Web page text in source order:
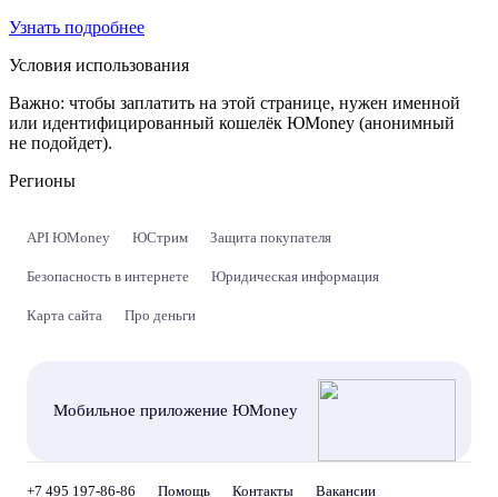
Узнать подробнее
Условия использования
Важно: чтобы заплатить на этой странице, нужен именной
или идентифицированный кошелёк ЮMoney (анонимный
не подойдет).
Регионы
API ЮMoney ЮСтрим Защита покупателя
Безопасность в интернете Юридическая информация
Карта сайта Про деньги
Мобильное приложение ЮMoney
+7 495 197-86-86 Помощь Контакты Вакансии